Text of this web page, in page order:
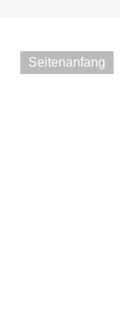
Seitenanfang